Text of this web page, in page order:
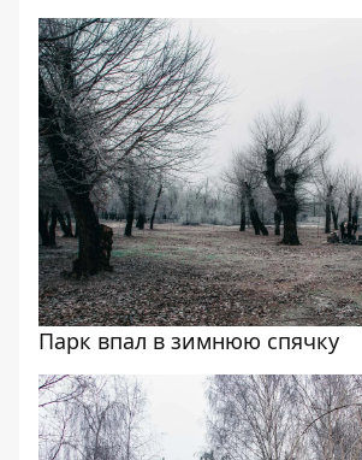
Парк впал в зимнюю спячку